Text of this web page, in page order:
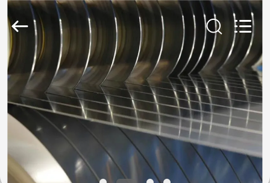
ΣΠΊΤΙ
ΠΡΟΪΌΝΤΑ
ΒΊΝΤΕΟ
ΠΕΡΊΠΟΥ
Special
Co.,
Ltd.
Reserved.